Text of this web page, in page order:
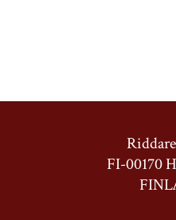
FI-00170